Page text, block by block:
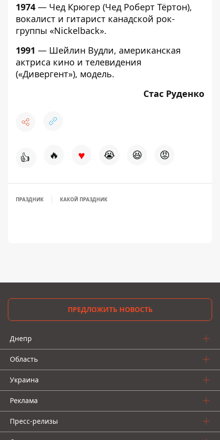
1974 — Чед Крюгер (Чед Роберт Тёртон),
вокалист и гитарист канадской рок-
группы «Nickelback».
1991 — Шейлин Вудли, американская
актриса кино и телевидения
(«Дивергент»), модель.
Стас Руденко
👍 🔥 ♥ 😭 😆 😡
ПРАЗДНИК КАКОЙ ПРАЗДНИК
ПРЕДЛОЖИТЬ НОВОСТЬ
Днепр
Область
Украина
Реклама
Пресс-релизы